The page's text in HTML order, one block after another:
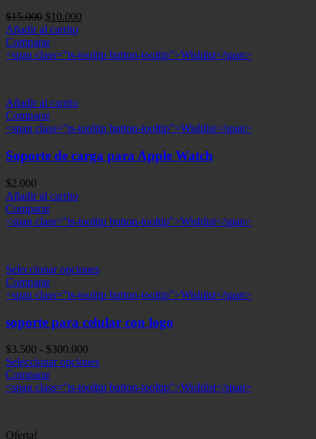
$15.000 El
precio
original
era:
$10.000
es:
Añadir al carrito
Comparar
<span class="ts-tooltip button-tooltip">Wishlist</span>
Añadir al carrito
Comparar
<span class="ts-tooltip button-tooltip">Wishlist</span>
Soporte de carga para Apple Watch
$2.000
Añadir al carrito
Comparar
<span class="ts-tooltip button-tooltip">Wishlist</span>
Seleccionar opciones
Comparar
<span class="ts-tooltip button-tooltip">Wishlist</span>
soporte para celular con logo
$3.500 - $300.000
de
desde
Seleccionar opciones
Comparar
<span class="ts-tooltip button-tooltip">Wishlist</span>
Oferta!